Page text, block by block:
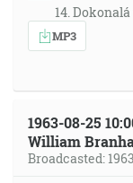
14.
MP3
1963-08-25
William
Broadcasted: